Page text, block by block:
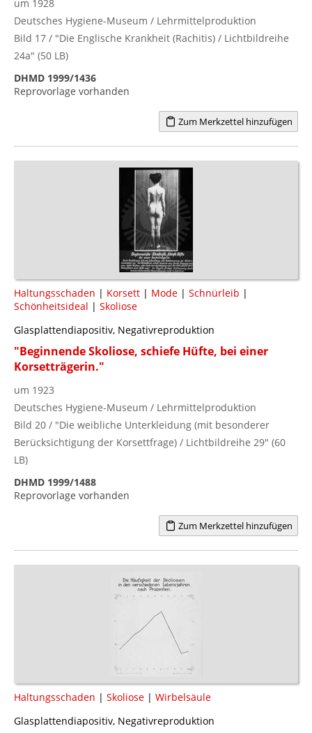
um 1928
Deutsches Hygiene-Museum / Lehrmittelproduktion
Bild 17 / "Die Englische Krankheit (Rachitis) / Lichtbildreihe
24a" (50 LB)
DHMD 1999/1436
Reprovorlage vorhanden
Zum Merkzettel hinzufügen
Haltungsschaden | Korsett | Mode | Schnürleib |
Schönheitsideal | Skoliose
Glasplattendiapositiv, Negativreproduktion
"Beginnende Skoliose, schiefe Hüfte, bei einer
Korsetträgerin."
um 1923
Deutsches Hygiene-Museum / Lehrmittelproduktion
Bild 20 / "Die weibliche Unterkleidung (mit besonderer
Berücksichtigung der Korsettfrage) / Lichtbildreihe 29" (60
LB)
DHMD 1999/1488
Reprovorlage vorhanden
Zum Merkzettel hinzufügen
Haltungsschaden | Skoliose | Wirbelsäule
Glasplattendiapositiv, Negativreproduktion